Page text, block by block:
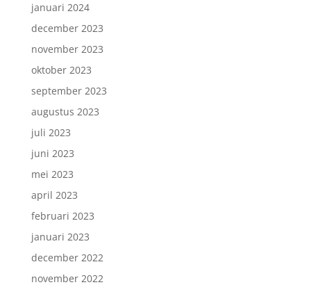
januari 2024
december 2023
november 2023
oktober 2023
september 2023
augustus 2023
juli 2023
juni 2023
mei 2023
april 2023
februari 2023
januari 2023
december 2022
november 2022